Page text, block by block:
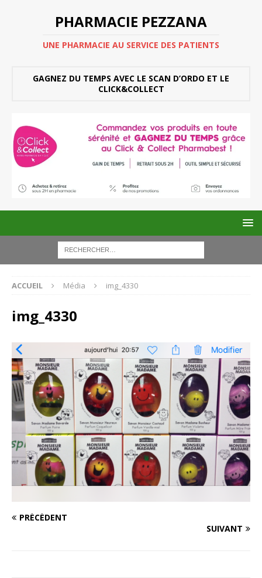
PHARMACIE PEZZANA
UNE PHARMACIE AU SERVICE DES PATIENTS
GAGNEZ DU TEMPS AVEC LE SCAN D’ORDO ET LE
CLICK&COLLECT
ACCUEIL Média img_4330
img_4330
PRÉCÉDENT
SUIVANT